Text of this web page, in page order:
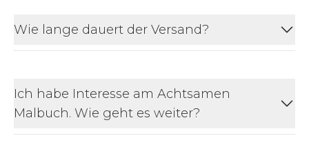
Wie lange dauert der Versand?
Ich habe Interesse am Achtsamen
Malbuch. Wie geht es weiter?